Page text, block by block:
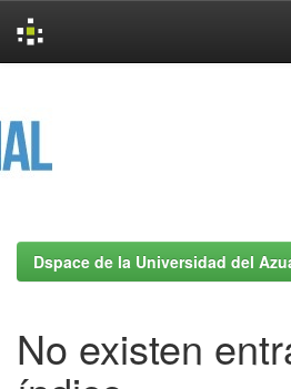
Dspace de la Universidad del
No existen